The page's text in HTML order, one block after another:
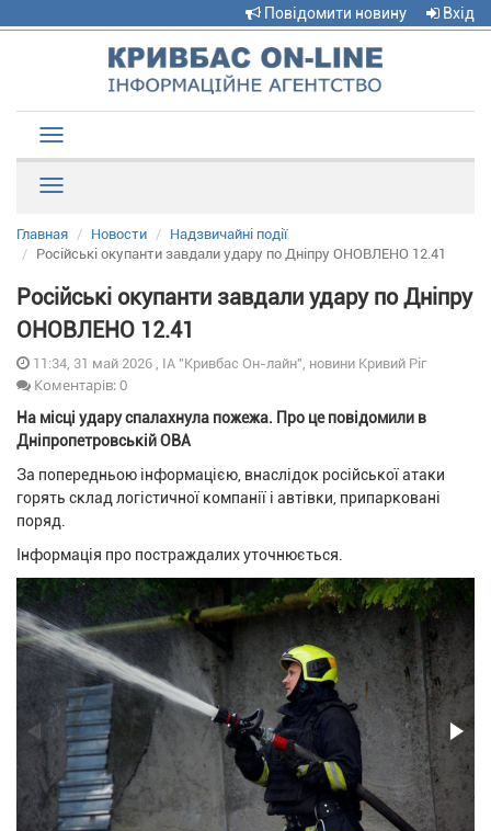
Повідомити новину Вхід
navigation
Главная Новости
Надзвичайні події
Російські окупанти завдали удару по Дніпру ОНОВЛЕНО 12.41
Російські окупанти завдали удару по Дніпру
ОНОВЛЕНО 12.41
11:34, 31 май 2026 , ІА "Кривбас Он-лайн", новини Кривий Ріг
Коментарів: 0
На місці удару спалахнула пожежа. Про це повідомили в
Дніпропетровській ОВА
За попередньою інформацією, внаслідок російської атаки
горять склад логістичної компанії і автівки, припарковані
поряд.
Інформація про постраждалих уточнюється.